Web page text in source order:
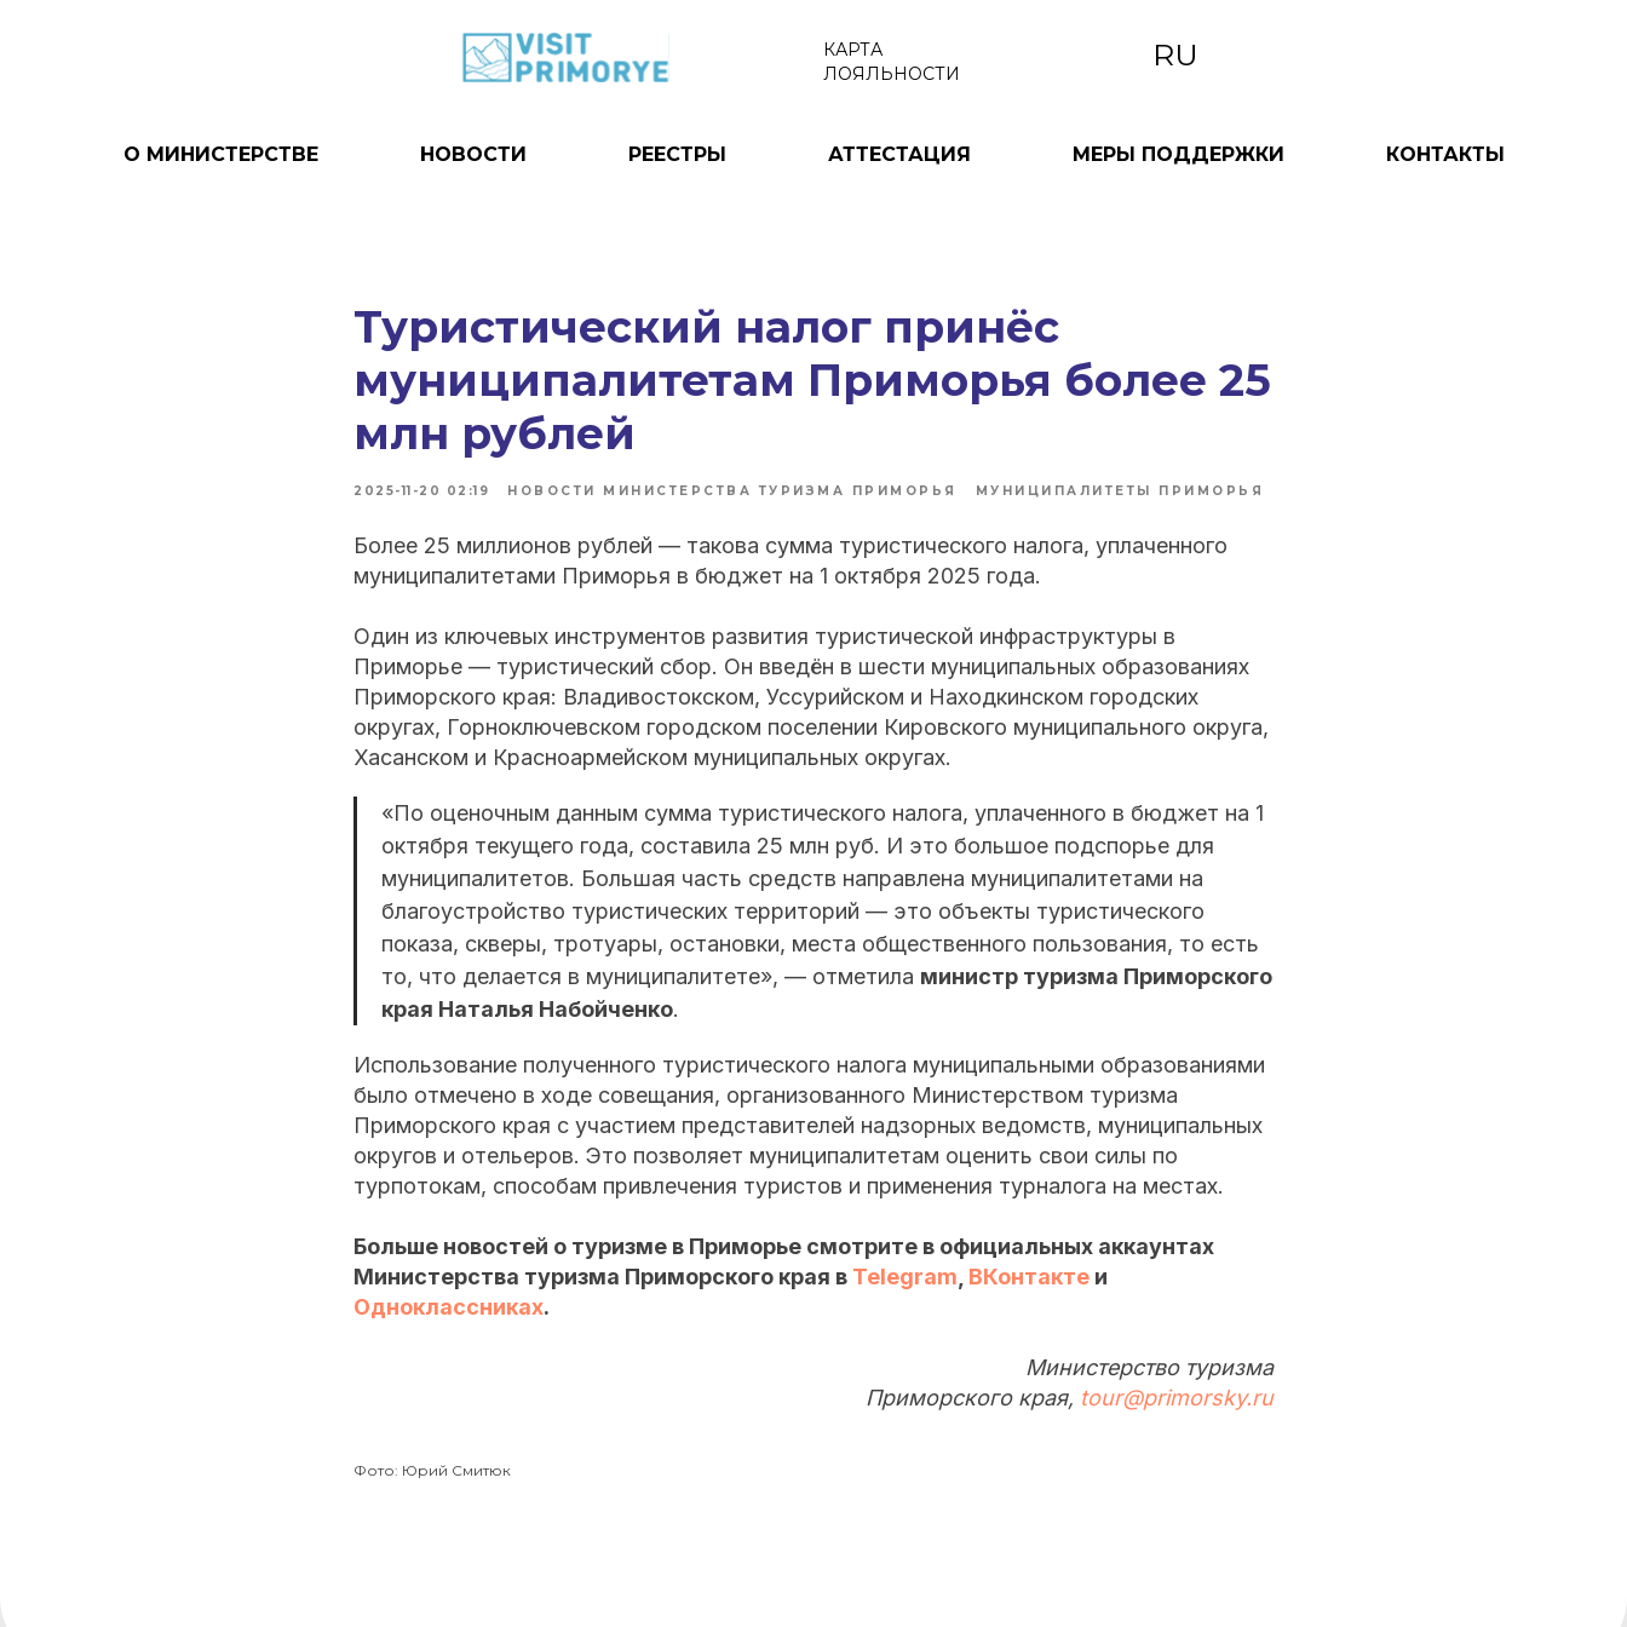
RU
КАРТА
ЛОЯЛЬНОСТИ
О МИНИСТЕРСТВЕ НОВОСТИ РЕЕСТРЫ АТТЕСТАЦИЯ МЕРЫ ПОДДЕРЖКИ КОНТАКТЫ
Туристический налог принёс
муниципалитетам Приморья более 25
млн рублей
2025-11-20 02:19 НОВОСТИ МИНИСТЕРСТВА ТУРИЗМА ПРИМОРЬЯ МУНИЦИПАЛИТЕТЫ ПРИМОРЬЯ
Более 25 миллионов рублей — такова сумма туристического налога, уплаченного
муниципалитетами Приморья в бюджет на 1 октября 2025 года.
Один из ключевых инструментов развития туристической инфраструктуры в
Приморье — туристический сбор. Он введён в шести муниципальных образованиях
Приморского края: Владивостокском, Уссурийском и Находкинском городских
округах, Горноключевском городском поселении Кировского муниципального округа,
Хасанском и Красноармейском муниципальных округах.
«По оценочным данным сумма туристического налога, уплаченного в бюджет на 1
октября текущего года, составила 25 млн руб. И это большое подспорье для
муниципалитетов. Большая часть средств направлена муниципалитетами на
благоустройство туристических территорий — это объекты туристического
показа, скверы, тротуары, остановки, места общественного пользования, то есть
то, что делается в муниципалитете», — отметила министр туризма Приморского
края Наталья Набойченко.
Использование полученного туристического налога муниципальными образованиями
было отмечено в ходе совещания, организованного Министерством туризма
Приморского края с участием представителей надзорных ведомств, муниципальных
округов и отельеров. Это позволяет муниципалитетам оценить свои силы по
турпотокам, способам привлечения туристов и применения турналога на местах.
Больше новостей о туризме в Приморье смотрите в официальных аккаунтах
Министерства туризма Приморского края в Telegram ВКонтакте и
Одноклассниках.
Министерство туризма
Приморского края, tour@primorsky.ru
Фото: Юрий Смитюк